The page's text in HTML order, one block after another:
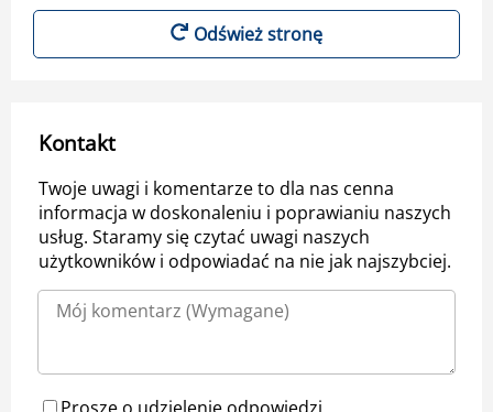
Odśwież stronę
Kontakt
Twoje uwagi i komentarze to dla nas cenna
informacja w doskonaleniu i poprawianiu naszych
usług. Staramy się czytać uwagi naszych
użytkowników i odpowiadać na nie jak najszybciej.